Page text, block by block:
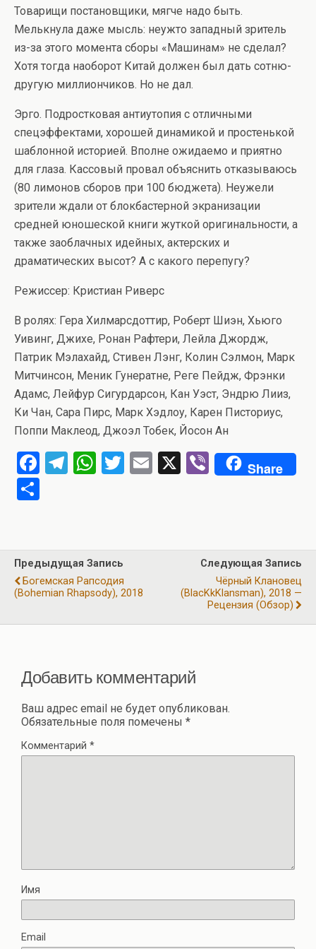
Товарищи постановщики, мягче надо быть.
Мелькнула даже мысль: неужто западный зритель
из-за этого момента сборы «Машинам» не сделал?
Хотя тогда наоборот Китай должен был дать сотню-
другую миллиончиков. Но не дал.
Эрго. Подростковая антиутопия с отличными
спецэффектами, хорошей динамикой и простенькой
шаблонной историей. Вполне ожидаемо и приятно
для глаза. Кассовый провал объяснить отказываюсь
(80 лимонов сборов при 100 бюджета). Неужели
зрители ждали от блокбастерной экранизации
средней юношеской книги жуткой оригинальности, а
также заоблачных идейных, актерских и
драматических высот? А с какого перепугу?
Режиссер: Кристиан Риверс
В ролях: Гера Хилмарсдоттир, Роберт Шиэн, Хьюго
Уивинг, Джихе, Ронан Рафтери, Лейла Джордж,
Патрик Мэлахайд, Стивен Лэнг, Колин Сэлмон, Марк
Митчинсон, Меник Гунератне, Реге Пейдж, Фрэнки
Адамс, Лейфур Сигурдарсон, Кан Уэст, Эндрю Лииз,
Ки Чан, Сара Пирс, Марк Хэдлоу, Карен Писториус,
Поппи Маклеод, Джоэл Тобек, Йосон Ан
F
o
o
k
T
a
m
W
A
p
p
T
E
X
Vi
Share
р
а
в
и
Предыдущая Запись
Богемская Рапсодия
(Bohemian Rhapsody), 2018
Следующая Запись
Чёрный Клановец
(BlacKkKlansman), 2018 —
Рецензия (обзор)
Добавить комментарий
Ваш адрес email не будет опубликован.
Обязательные поля помечены *
Комментарий *
Имя
Email